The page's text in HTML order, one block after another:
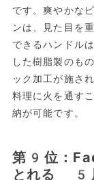
です。爽やかな
ンは、見た目を
できるハンドル
した樹脂製のも
ック加工が施さ
料理に火を通す
納が可能です。
第9位：
とれる 5